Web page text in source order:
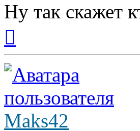
Ну так скажет
началу
Maks42